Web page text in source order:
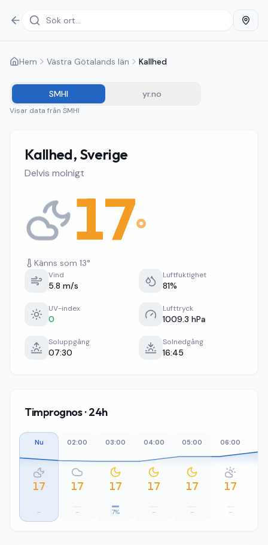
Hem Västra Götalands län Kallhed
SMHI yr.no
Visar data från SMHI
Kallhed, Sverige
Delvis molnigt
17°
Känns som 13°
Vind
5.8 m/s
Luftfuktighet
81%
UV-index
0
Lufttryck
1009.3 hPa
Soluppgång
07:30
Solnedgång
16:45
Timprognos · 24h
Nu
17
–
02:00
17
–
03:00
17
7%
04:00
17
–
05:00
17
–
06:00
17
–